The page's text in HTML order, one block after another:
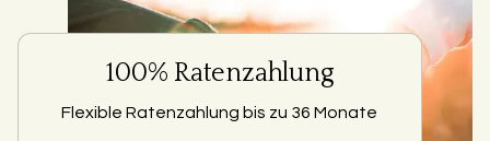
100% Ratenzahlung
Flexible Ratenzahlung bis zu 36 Monate